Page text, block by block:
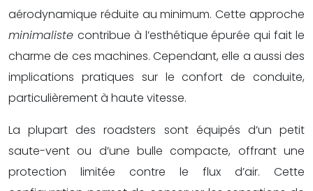
aérodynamique réduite au minimum. Cette approche
minimaliste contribue à l’esthétique épurée qui fait le
charme de ces machines. Cependant, elle a aussi des
implications pratiques sur le confort de conduite,
particulièrement à haute vitesse.
La plupart des roadsters sont équipés d’un petit
saute-vent ou d’une bulle compacte, offrant une
protection limitée contre le flux d’air. Cette